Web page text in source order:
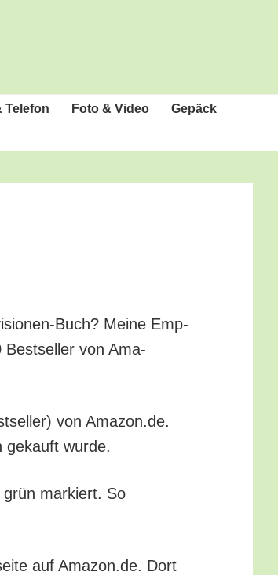
Telefon Foto & Video Gepäck
Buch? Mei­ne Emp­
Best­sel­ler von Ama­
von Amazon.de.
gekauft wurde.
mar­kiert. So
auf Amazon.de. Dort